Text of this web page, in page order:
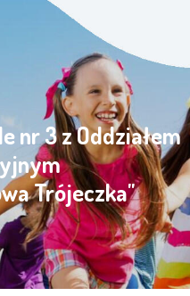
nr 3 z Oddziałem
Trójeczka"